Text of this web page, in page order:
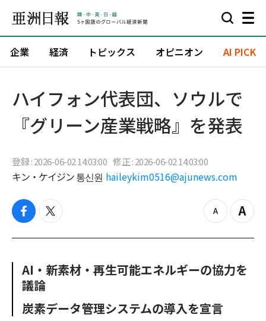
企業 経済 トピックス オピニオン AI PICK
ハイフォン代表団、ソウルで
『グリーン産業戦略』を発表
登録 : 2026-06-02 14:03:00 修正 : 2026-06-02 14:03:00
キン・ケイジン 통신원 haileykim0516@ajunews.com
f
c
o
o
k
t
i
e
z
o
u
Z
o
n
AI・新素材・再生可能エネルギーの協力を
議論
炭素データ管理システムの導入を宣言